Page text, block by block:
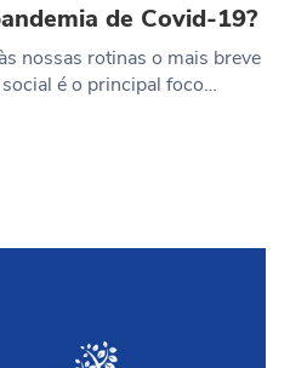
de Covid-19?
nossas rotinas o mais breve
é o principal foco…